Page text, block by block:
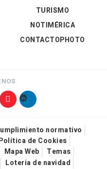
TURISMO
NOTIMÉRICA
CONTACTOPHOTO
normativo
de Cookies
Mapa Web
Temas
Loteria de navidad